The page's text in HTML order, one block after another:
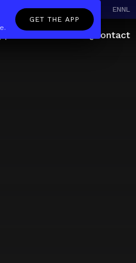
ENNL
Contact
GET THE APP